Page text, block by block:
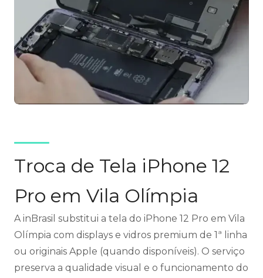
Troca de Tela iPhone 12
Pro em Vila Olímpia
A inBrasil substitui a tela do iPhone 12 Pro em Vila
Olímpia com displays e vidros premium de 1ª linha
ou originais Apple (quando disponíveis). O serviço
preserva a qualidade visual e o funcionamento do